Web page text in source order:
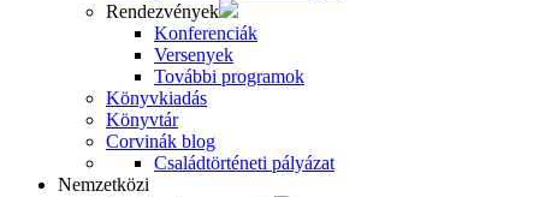
Rendezvények
Konferenciák
Versenyek
További programok
Könyvkiadás
Könyvtár
Corvinák blog
Családtörténeti pályázat
Nemzetközi